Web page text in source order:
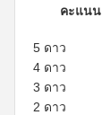
คะแนน
5 ดาว
4 ดาว
3 ดาว
2 ดาว